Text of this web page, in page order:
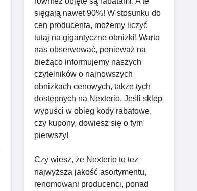
sięgają nawet 90%! W stosunku do
cen producenta, możemy liczyć
tutaj na gigantyczne obniżki! Warto
nas obserwować, ponieważ na
bieżąco informujemy naszych
czytelników o najnowszych
obniżkach cenowych, także tych
dostępnych na Nexterio. Jeśli sklep
wypuści w obieg kody rabatowe,
czy kupony, dowiesz się o tym
pierwszy!
Czy wiesz, że Nexterio to też
najwyższa jakość asortymentu,
renomowani producenci, ponad